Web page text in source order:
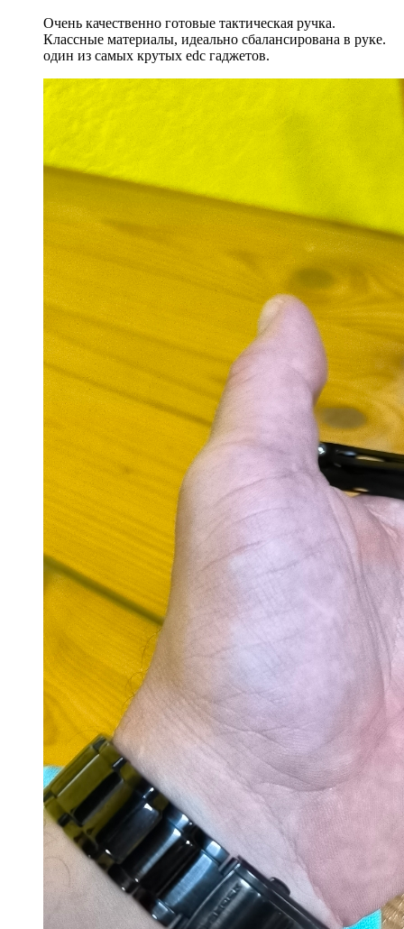
Очень качественно готовые тактическая ручка.
Классные материалы, идеально сбалансирована в руке.
один из самых крутых edc гаджетов.